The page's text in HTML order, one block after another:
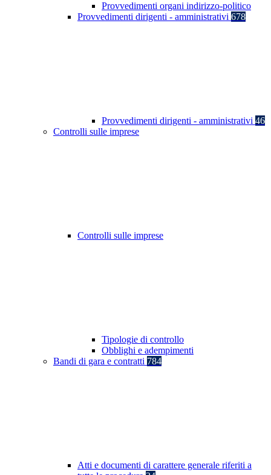
Provvedimenti organi indirizzo-politico
Provvedimenti dirigenti - amministrativi 678
Provvedimenti dirigenti - amministrativi 46
Controlli sulle imprese
Controlli sulle imprese
Tipologie di controllo
Obblighi e adempimenti
Bandi di gara e contratti 784
Atti e documenti di carattere generale riferiti a